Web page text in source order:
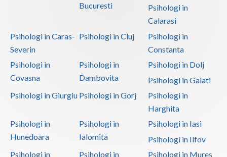
Bucuresti
Psihologi in
Calarasi
Psihologi in Caras-
Severin
Psihologi in Cluj
Psihologi in
Constanta
Psihologi in
Covasna
Psihologi in
Dambovita
Psihologi in Dolj
Psihologi in Galati
Psihologi in Giurgiu Psihologi in Gorj
Psihologi in
Harghita
Psihologi in
Hunedoara
Psihologi in
Ialomita
Psihologi in Iasi
Psihologi in Ilfov
Psihologi in
Psihologi in Psihologi in Mures